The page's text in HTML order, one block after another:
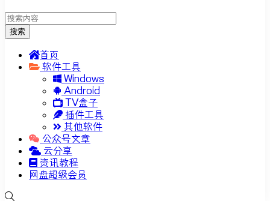
搜索
首页
软件工具
Windows
Android
TV盒子
插件工具
其他软件
公众号文章
云分享
资讯教程
网盘超级会员